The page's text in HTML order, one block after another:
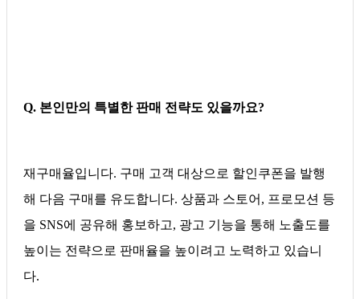
Q. 본인만의 특별한 판매 전략도 있을까요?
재구매율입니다. 구매 고객 대상으로 할인쿠폰을 발행
해 다음 구매를 유도합니다. 상품과 스토어, 프로모션 등
을 SNS에 공유해 홍보하고, 광고 기능을 통해 노출도를
높이는 전략으로 판매율을 높이려고 노력하고 있습니
다.